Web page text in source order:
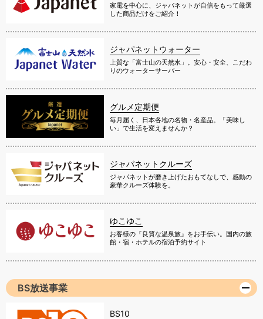
家電を中心に、ジャパネットが自信をもって厳選
した商品だけをご紹介！
ジャパネットウォーター
上質な「富士山の天然水」。安心・安全、こだわ
りのウォーターサーバー
グルメ定期便
毎月届く、日本各地の名物・名産品。「美味し
い」で生活を変えませんか？
ジャパネットクルーズ
ジャパネットが磨き上げたおもてなしで、感動の
豪華クルーズ体験を。
ゆこゆこ
お客様の『良質な温泉旅』をお手伝い。国内の旅
館・宿・ホテルの宿泊予約サイト
BS放送事業
BS10